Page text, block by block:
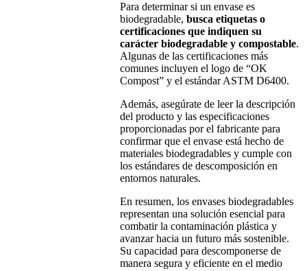
Para determinar si un envase es
biodegradable, busca etiquetas o
certificaciones que indiquen su
carácter biodegradable y compostable.
Algunas de las certificaciones más
comunes incluyen el logo de “OK
Compost” y el estándar ASTM D6400.
Además, asegúrate de leer la descripción
del producto y las especificaciones
proporcionadas por el fabricante para
confirmar que el envase está hecho de
materiales biodegradables y cumple con
los estándares de descomposición en
entornos naturales.
En resumen, los envases biodegradables
representan una solución esencial para
combatir la contaminación plástica y
avanzar hacia un futuro más sostenible.
Su capacidad para descomponerse de
manera segura y eficiente en el medio